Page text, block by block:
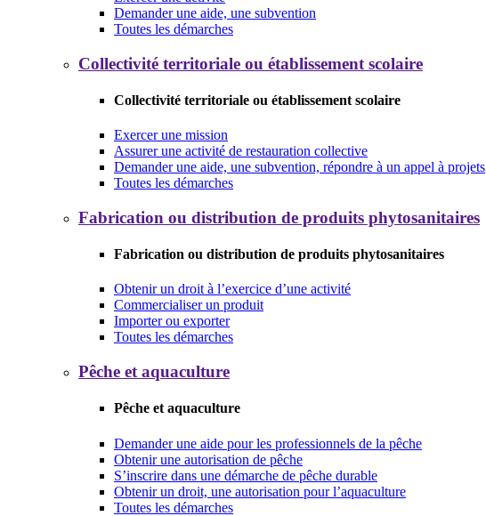
Demander une aide, une subvention
Toutes les démarches
Collectivité territoriale ou établissement scolaire
Collectivité territoriale ou établissement scolaire
Exercer une mission
Assurer une activité de restauration collective
Demander une aide, une subvention, répondre à un appel à projets
Toutes les démarches
Fabrication ou distribution de produits phytosanitaires
Fabrication ou distribution de produits phytosanitaires
Obtenir un droit à l’exercice d’une activité
Commercialiser un produit
Importer ou exporter
Toutes les démarches
Pêche et aquaculture
Pêche et aquaculture
Demander une aide pour les professionnels de la pêche
Obtenir une autorisation de pêche
S’inscrire dans une démarche de pêche durable
Obtenir un droit, une autorisation pour l’aquaculture
Toutes les démarches